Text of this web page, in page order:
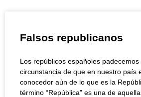
Falsos republicanos
Los repúblicos españoles
circunstancia de que en nuestro país
conocedor aún de lo que es la
término “República” es una de